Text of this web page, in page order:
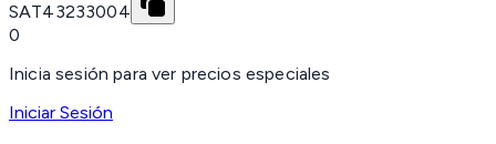
SAT43233004
0
Inicia sesión para ver precios especiales
Iniciar Sesión